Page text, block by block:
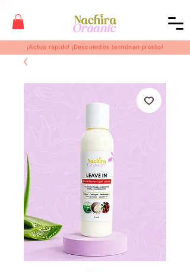
¡Actua rapido! ¡Descuentos terminan pronto!